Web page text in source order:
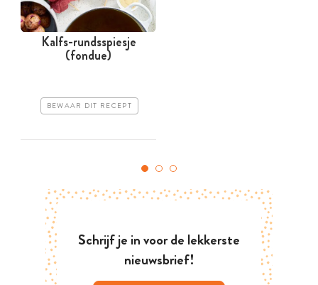
Kalfs-rundsspiesje
(fondue)
BEWAAR DIT RECEPT
Schrijf je in voor de lekkerste
nieuwsbrief!